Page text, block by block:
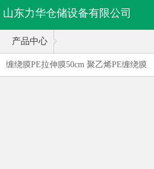
山东力华仓储设备有限公司
产品中心
缠绕膜PE拉伸膜50cm 聚乙烯PE缠绕膜